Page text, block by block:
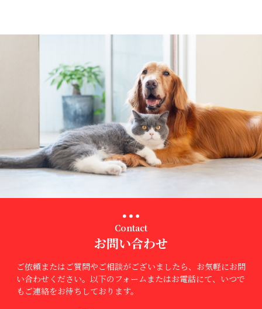
Contact
お問い合わせ
ご依頼またはご質問やご相談がございましたら、お気軽にお問
い合わせください。以下のフォームまたはお電話にて、いつで
もご連絡をお待ちしております。